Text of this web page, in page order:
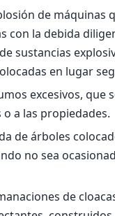
de máquinas
con la debida
sustancias
en lugar
excesivos, que
o a las propiedades.
de árboles
no sea
de